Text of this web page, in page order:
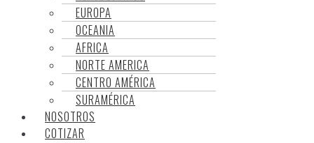
EUROPA
OCEANIA
AFRICA
NORTE AMERICA
CENTRO AMÉRICA
SURAMÉRICA
NOSOTROS
COTIZAR